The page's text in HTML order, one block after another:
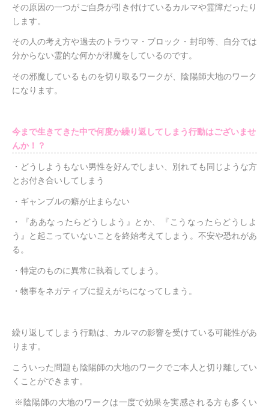
その原因の一つがご自身が引き付けているカルマや霊障だったり
します。
その人の考え方や過去のトラウマ・ブロック・封印等、自分では
分からない霊的な何かが邪魔をしているのです。
その邪魔しているものを切り取るワークが、陰陽師大地のワーク
になります。
今まで生きてきた中で何度か繰り返してしまう行動はございませ
んか！？
・どうしようもない男性を好んでしまい、別れても同じような方
とお付き合いしてしまう
・ギャンブルの癖が止まらない
・『ああなったらどうしよう』とか、『こうなったらどうしよ
う』と起こっていないことを終始考えてしまう。不安や恐れがあ
る。
・特定のものに異常に執着してしまう。
・物事をネガティブに捉えがちになってしまう。
繰り返してしまう行動は、カルマの影響を受けている可能性があ
ります。
こういった問題も陰陽師の大地のワークでご本人と切り離してい
くことができます。
※陰陽師の大地のワークは一度で効果を実感される方も多くい